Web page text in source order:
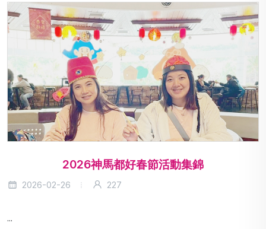
2026神馬都好春節活動集錦
2026-02-26 227
...